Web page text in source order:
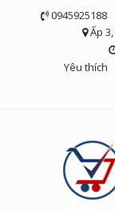
0945925188
Ấp
Yêu thích